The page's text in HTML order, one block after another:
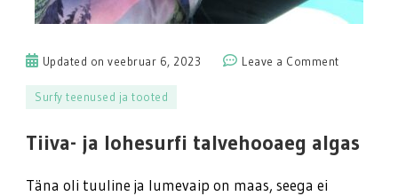
Updated onveebruar 6, 2023 Leave a Commenton
Surfy teenused ja tooted
Tiiva- ja lohesurfi talvehooaeg algas
Täna oli tuuline ja lumevaip on maas, seega ei